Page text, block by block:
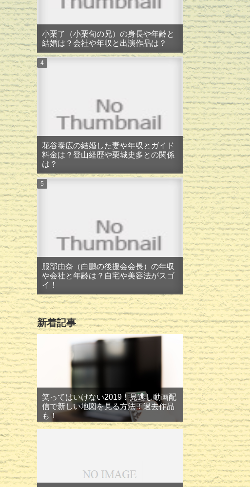
小栗了（小栗旬の兄）の身長や年齢と
結婚は？会社や年収と出演作品は？
花谷泰広の結婚した妻や年収とガイド
料金は？登山経歴や栗城史多との関係
は？
服部由奈（白鵬の後援会会長）の年収
や会社と年齢は？自宅や美容法がスゴ
イ！
新着記事
笑ってはいけない2019！見逃し動画配
信で新しい地図を見る方法！過去作品
も！